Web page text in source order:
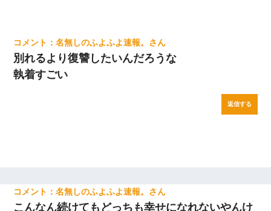
名無しのふよふよ速報。
別れるより復讐したいんだろうな
執着すごい
返信する
名無しのふよふよ速報。
こんなん続けてもどっちも幸せになれないやんけ